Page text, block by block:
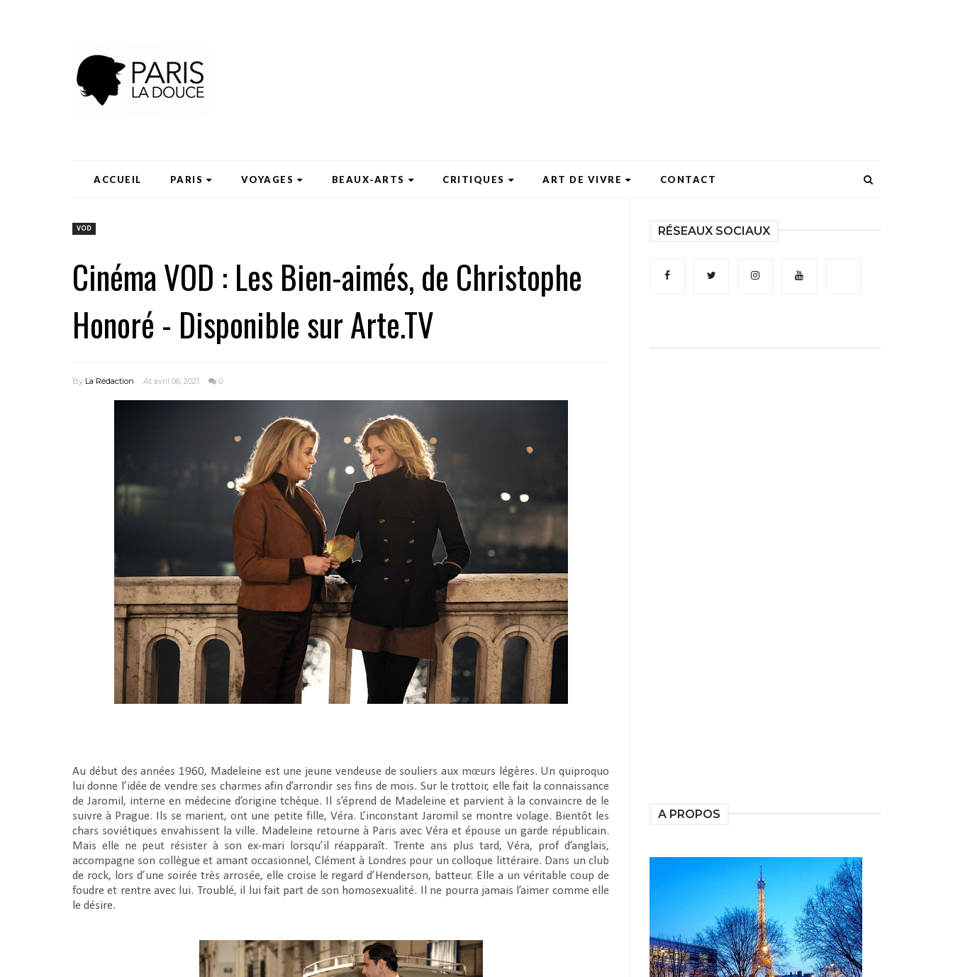
ACCUEIL PARIS VOYAGES BEAUX-ARTS CRITIQUES ART DE VIVRE CONTACT
VOD
Cinéma VOD : Les Bien-aimés, de Christophe
Honoré - Disponible sur Arte.TV
By La Rédaction At avril 06, 2021 0
Au début des années 1960, Madeleine est une jeune vendeuse de souliers aux mœurs légères. Un quiproquo
lui donne l’idée de vendre ses charmes afin d’arrondir ses fins de mois. Sur le trottoir, elle fait la connaissance
de Jaromil, interne en médecine d’origine tchèque. Il s’éprend de Madeleine et parvient à la convaincre de le
suivre à Prague. Ils se marient, ont une petite fille, Véra. L’inconstant Jaromil se montre volage. Bientôt les
chars soviétiques envahissent la ville. Madeleine retourne à Paris avec Véra et épouse un garde républicain.
Mais elle ne peut résister à son ex-mari lorsqu’il réapparaît. Trente ans plus tard, Véra, prof d’anglais,
accompagne son collègue et amant occasionnel, Clément à Londres pour un colloque littéraire. Dans un club
de rock, lors d’une soirée très arrosée, elle croise le regard d’Henderson, batteur. Elle a un véritable coup de
foudre et rentre avec lui. Troublé, il lui fait part de son homosexualité. Il ne pourra jamais l’aimer comme elle
le désire.
RÉSEAUX SOCIAUX
A PROPOS